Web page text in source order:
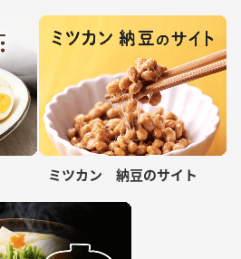
ミツカン 納豆のサイト